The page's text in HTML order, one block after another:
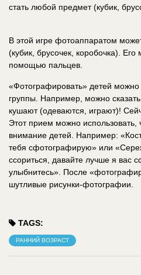
стать любой предмет (кубик,
В этой игре фотоаппаратом
(кубик, брусочек, коробочка).
помощью пальцев.
«Фотографировать» детей
группы. Например, можно
кушают (одеваются, играют)!
Этот прием можно использовать,
внимание детей. Например:
тебя сфотографирую» или
ссориться, давайте лучше я вас
улыбнитесь». После
шутливые рисунки-фотографии.
TAGS:
РАННИЙ ВОЗРАСТ